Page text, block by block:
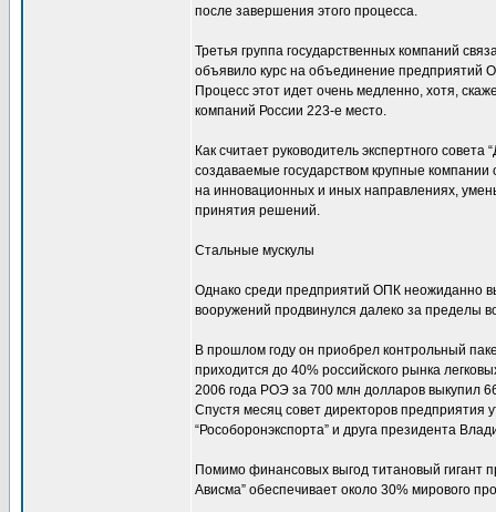
после завершения этого процесса.
Третья группа государственных компаний
объявило курс на объединение предприятий
Процесс этот идет очень медленно, хотя,
компаний России 223-е место.
Как считает руководитель экспертного
создаваемые государством крупные
на инновационных и иных направлениях,
принятия решений.
Стальные мускулы
Однако среди предприятий ОПК неожиданно
вооружений продвинулся далеко за пределы
В прошлом году он приобрел контрольный
приходится до 40% российского рынка
2006 года РОЭ за 700 млн долларов выкупил
Спустя месяц совет директоров предприятия
“Рособоронэкспорта” и друга президента
Помимо финансовых выгод титановый гигант
Ависма” обеспечивает около 30% мирового